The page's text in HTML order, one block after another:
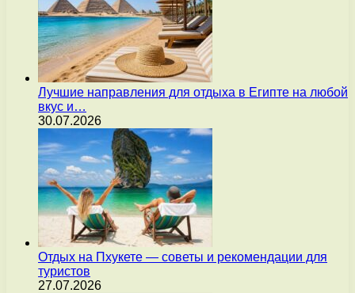
Лучшие направления для отдыха в Египте на любой
вкус и…
30.07.2026
Отдых на Пхукете — советы и рекомендации для
туристов
27.07.2026